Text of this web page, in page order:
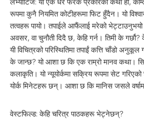
रूपमा कुनै नियमित कोटीहरूमा फिट हुँदैन। यो
तत्वहरू पायो। तपाईले आफैंलाई मरेको
अवसर, वा चुनौती दिदै छ, केहि गर्न। तिमी के
यी विचित्रको परिस्थितिमा तपाईं कत्ति चाँडो
के जान्छ? यो आशा छ कि एक राम्रो मानव कथा।
कलाकृति। यो न्यूयोर्कमा सक्रिय रूपमा सेट
योर्क मिनेटहरू छन्। आशा छ कि मानिस जसले
वेस्टफिल्ड: केहि चरित्र पाठकहरू भेट्नेछन्?